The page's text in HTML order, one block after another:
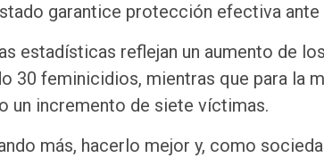
garantice protección efectiva
estadísticas reflejan un aumento de
30 feminicidios, mientras que para la
un incremento de siete víctimas.
más, hacerlo mejor y, como